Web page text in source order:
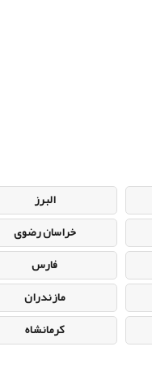
البرز
خراسان رضوی
فارس
مازندران
کرمانشاه